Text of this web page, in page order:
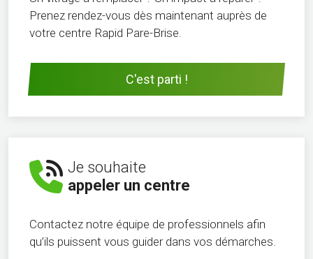
Prenez rendez-vous dès maintenant auprès de
votre centre Rapid Pare-Brise.
C'est parti !
Je souhaite
appeler un centre
Contactez notre équipe de professionnels afin
qu’ils puissent vous guider dans vos démarches.